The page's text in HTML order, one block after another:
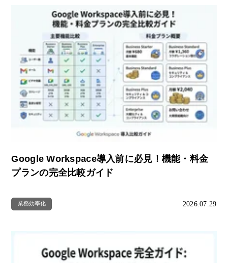
Google Workspace導入前に必見！機能・料金
プランの完全比較ガイド
業務効率化 2026.07.29